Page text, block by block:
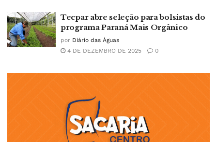
Tecpar abre seleção para bolsistas do
programa Paraná Mais Orgânico
por Diário das Águas
4 DE DEZEMBRO DE 2025
0